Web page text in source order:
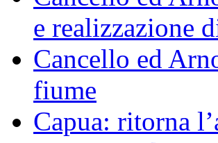
e realizzazione
Cancello ed
fiume
Capua: ritorna